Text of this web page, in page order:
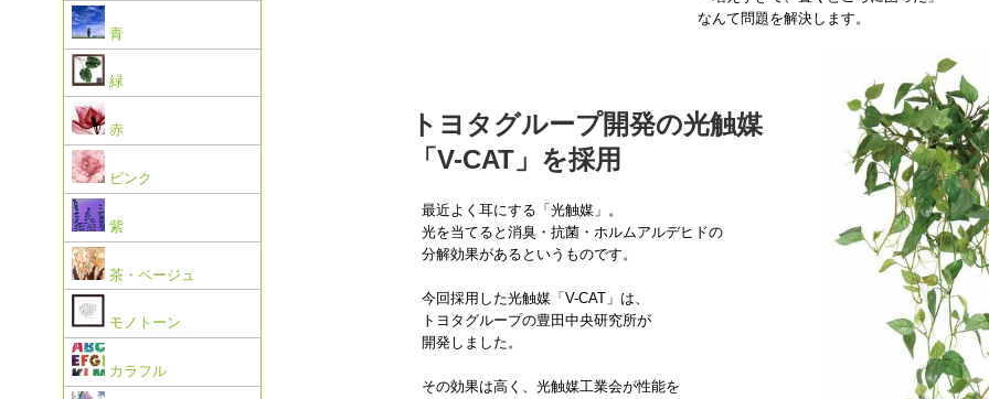
なんて問題を解決します。
トヨタグループ開発の光触媒
「V-CAT」を採用
最近よく耳にする「光触媒」。
光を当てると消臭・抗菌・ホルムアルデヒドの
分解効果があるというものです。
今回採用した光触媒「V-CAT」は、
トヨタグループの豊田中央研究所が
開発しました。
その効果は高く、光触媒工業会が性能を
青
緑
赤
ピンク
紫
茶・ベージュ
モノトーン
カラフル